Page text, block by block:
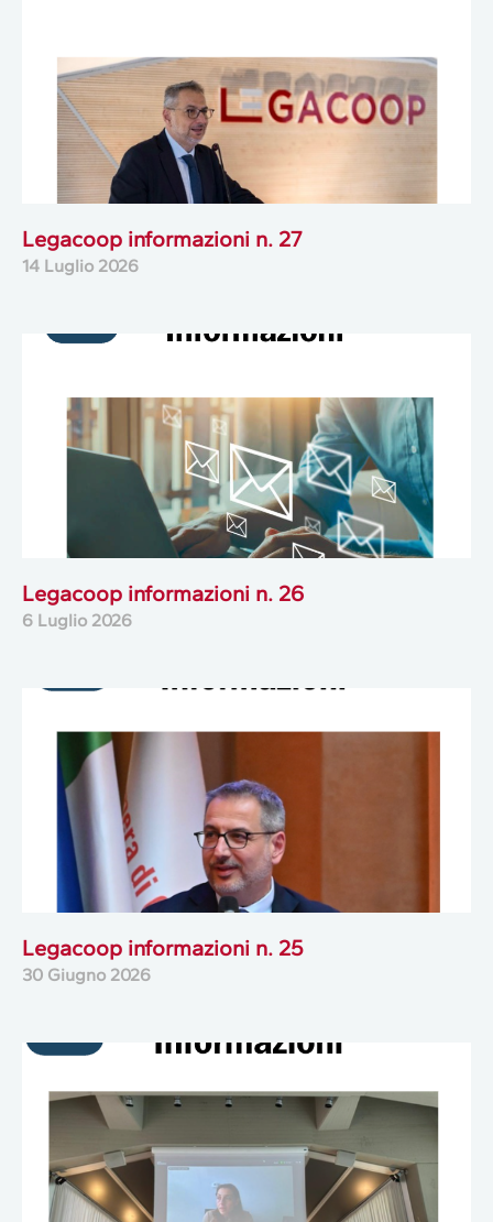
Legacoop informazioni n. 27
14 Luglio 2026
Legacoop informazioni n. 26
6 Luglio 2026
Legacoop informazioni n. 25
30 Giugno 2026